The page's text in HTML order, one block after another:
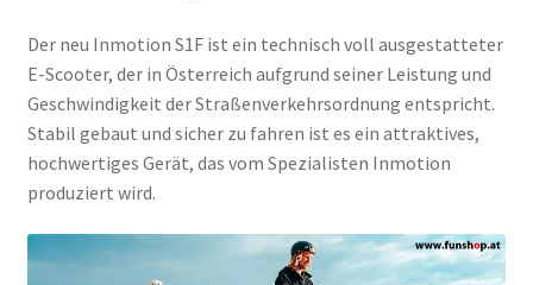
Der neu Inmotion S1F ist ein technisch voll ausgestatteter
E-Scooter, der in Österreich aufgrund seiner Leistung und
Geschwindigkeit der Straßenverkehrsordnung entspricht.
Stabil gebaut und sicher zu fahren ist es ein attraktives,
hochwertiges Gerät, das vom Spezialisten Inmotion
produziert wird.